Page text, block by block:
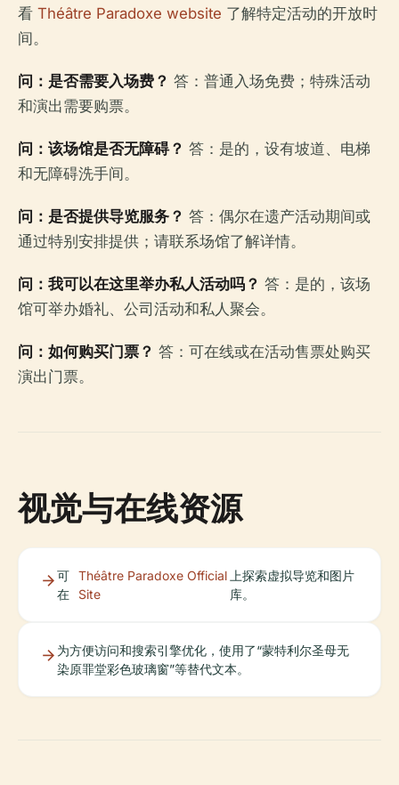
看 Théâtre Paradoxe website 了解特定活动的开放时
间。
问：是否需要入场费？ 答：普通入场免费；特殊活动
和演出需要购票。
问：该场馆是否无障碍？ 答：是的，设有坡道、电梯
和无障碍洗手间。
问：是否提供导览服务？ 答：偶尔在遗产活动期间或
通过特别安排提供；请联系场馆了解详情。
问：我可以在这里举办私人活动吗？ 答：是的，该场
馆可举办婚礼、公司活动和私人聚会。
问：如何购买门票？ 答：可在线或在活动售票处购买
演出门票。
视觉与在线资源
可
在
Théâtre Paradoxe Official
Site
上探索虚拟导览和图片
库。
为方便访问和搜索引擎优化，使用了“蒙特利尔圣母无
染原罪堂彩色玻璃窗”等替代文本。